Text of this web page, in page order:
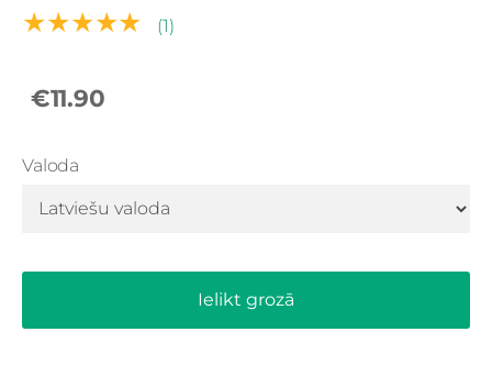
★★★★★ (1)
€11.90
Valoda
Ielikt grozā